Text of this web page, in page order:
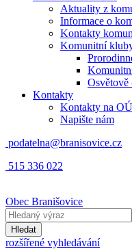
Aktuality z
Informace o
Kontakty
Komunitní
Kontakty
Kontakty na OÚ
Napište nám
podatelna@branisovice.cz
515 336 022
Obec Branišovice
Hledat
rozšířené vyhledávání